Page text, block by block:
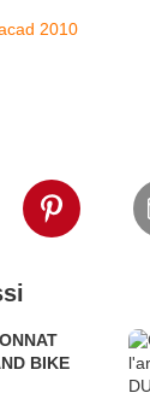
2010
BIKE